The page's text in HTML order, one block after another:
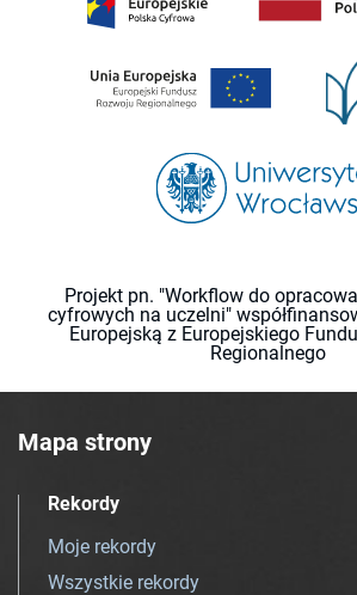
Projekt pn. "Workflow do
cyfrowych na uczelni"
Europejską z Europejskiego
Regionalnego
Mapa strony
Rekordy
Moje rekordy
Wszystkie rekordy